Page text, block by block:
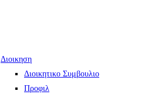
Διοικηση
Διοικητικο Συμβουλιο
Προφιλ